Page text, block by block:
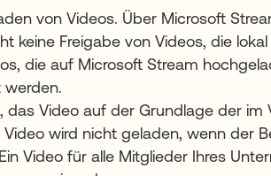
von Videos. Über Microsoft
keine Freigabe von Videos, die
die auf Microsoft Stream
werden.
Video auf der Grundlage der im
wird nicht geladen, wenn der
Video für alle Mitglieder Ihres